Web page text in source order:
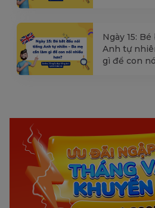
Ngày 15:
Anh tự
gì để con